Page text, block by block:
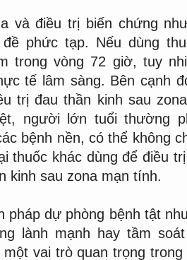
và điều trị biến chứng
phức tạp. Nếu dùng
trong vòng 72 giờ, tuy
tế lâm sàng. Bên cạnh
trị đau thần kinh sau
người lớn tuổi thường
bệnh nền, có thể không
thuốc khác dùng để điều
kinh sau zona mạn tính.
pháp dự phòng bệnh tật
lành mạnh hay tầm
vai trò quan trọng